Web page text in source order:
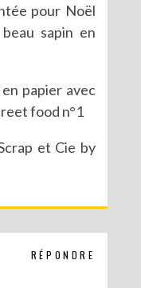
pour Noël
sapin en
papier avec
food n°1
et Cie by
RÉPONDRE